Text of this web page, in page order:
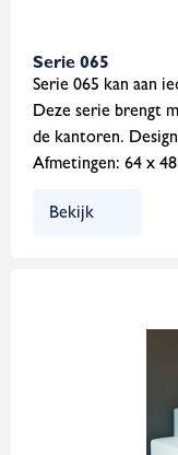
Serie 065
Serie 065 kan aan
Deze serie brengt
de kantoren.
Afmetingen: 64 x
Bekijk